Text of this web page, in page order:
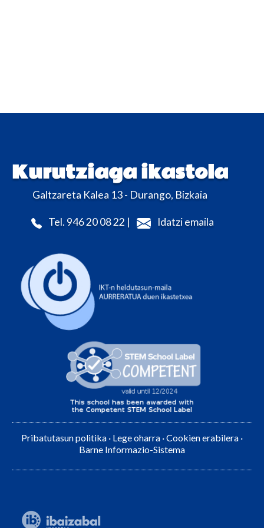
Kurutziaga ikastola
Galtzareta Kalea 13 - Durango, Bizkaia
Tel. 946 20 08 22 | Idatzi emaila
Pribatutasun politika · Lege oharra ·Cookien erabilera ·
Barne Informazio-Sistema